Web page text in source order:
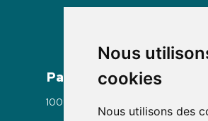
Nous
cookies
Nous utilisons des
Paiement
100% sécurisé